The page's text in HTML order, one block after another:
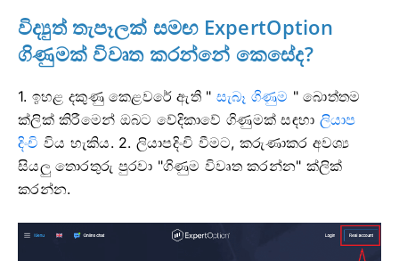
විද්‍යුත් තැපෑලක් සමඟ ExpertOption
ගිණුමක් විවෘත කරන්නේ කෙසේද?
1. ඉහළ දකුණු කෙළවරේ ඇති " සැබෑ ගිණුම " බොත්තම
ක්ලික් කිරීමෙන් ඔබට වේදිකාවේ ගිණුමක් සඳහා ලියාප
දිංචි විය හැකිය. 2. ලියාපදිංචි වීමට, කරුණාකර අවශ්‍ය
සියලු තොරතුරු පුරවා "ගිණුම විවෘත කරන්න" ක්ලික්
කරන්න.